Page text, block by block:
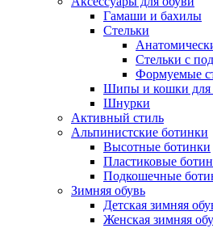
Гамаши и бахилы
Стельки
Стельки с
Формуемые
Шипы и кошки для
Шнурки
Активный стиль
Альпинистские ботинки
Высотные ботинки
Пластиковые
Подкошечные
Зимняя обувь
Детская зимняя
Женская зимняя